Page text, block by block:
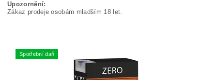
Upozornění:
Zákaz prodeje osobám mladším 18 let.
Spotřební daň